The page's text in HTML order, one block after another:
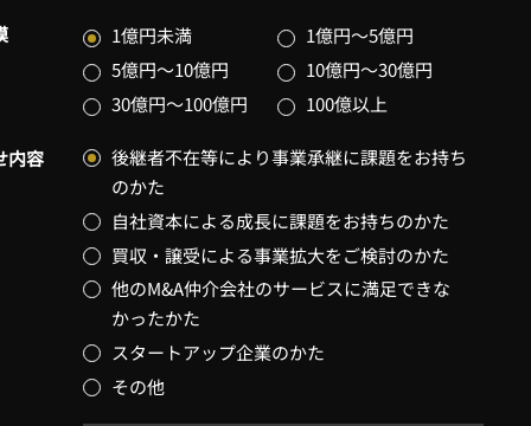
1億円未満
1億円～5億円
5億円～10億円
10億円～30億円
30億円～100億円
100億以上
内容
後継者不在等により事業承継に課題をお持ち
のかた
自社資本による成長に課題をお持ちのかた
買収・譲受による事業拡大をご検討のかた
他のM&A仲介会社のサービスに満足できな
かったかた
スタートアップ企業のかた
その他